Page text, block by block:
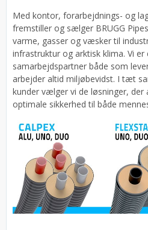
Med kontor, forarbejdnings- og
fremstiller og sælger BRUGG
varme, gasser og væsker til
infrastruktur og arktisk klima. Vi
samarbejdspartner både som
arbejder altid miljøbevidst. I tæt
kunder vælger vi de løsninger, der
optimale sikkerhed til både